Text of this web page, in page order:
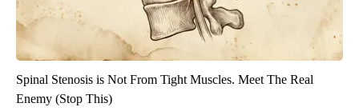
Spinal Stenosis is Not From Tight Muscles. Meet The Real
Enemy (Stop This)